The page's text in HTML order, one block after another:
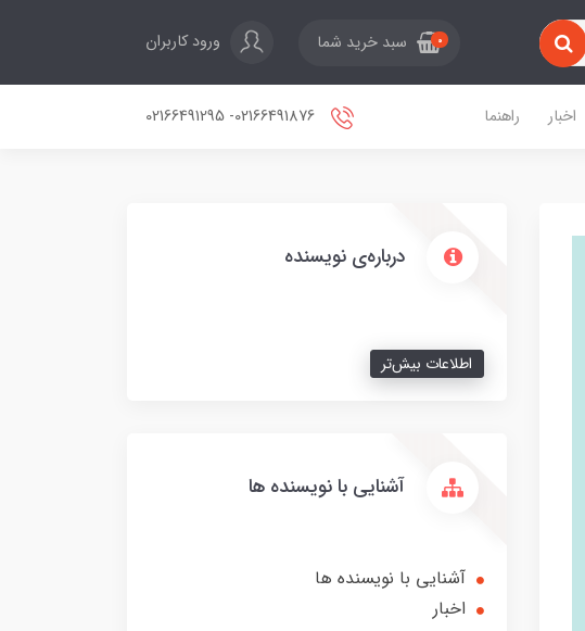
0 سبد خرید شما ورود کاربران
اخبار راهنما
درباره‌ی نویسنده
اطلاعات بیش‌تر
آشنایی با نویسنده ها
آشنایی با نویسنده ها
اخبار